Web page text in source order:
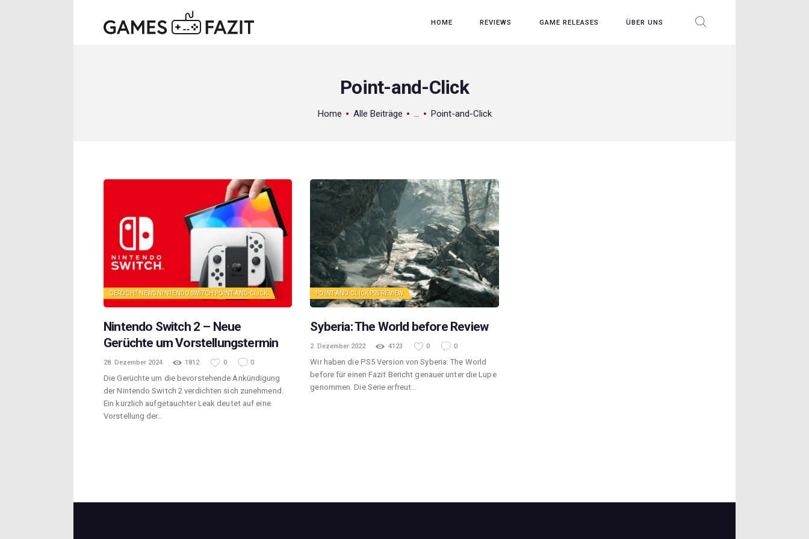
HOME REVIEWS GAME RELEASES ÜBER UNS
Point-and-Click
Home Alle Beiträge ... Point-and-Click
ÜBER UNS
GERÜCHT NEWS NINTENDO SWITCH POINT-AND-CLICK
Nintendo Switch 2 – Neue
Gerüchte um Vorstellungstermin
28. Dezember 2024 1812 0 0
Die Gerüchte um die bevorstehende Ankündigung
der Nintendo Switch 2 verdichten sich zunehmend.
Ein kürzlich aufgetauchter Leak deutet auf eine
Vorstellung der…
POINT-AND-CLICK PS5 REVIEW
Syberia: The World before Review
2. Dezember 2022 4123 0 0
Wir haben die PS5 Version von Syberia: The World
before für einen Fazit Bericht genauer unter die Lupe
genommen. Die Serie erfreut…